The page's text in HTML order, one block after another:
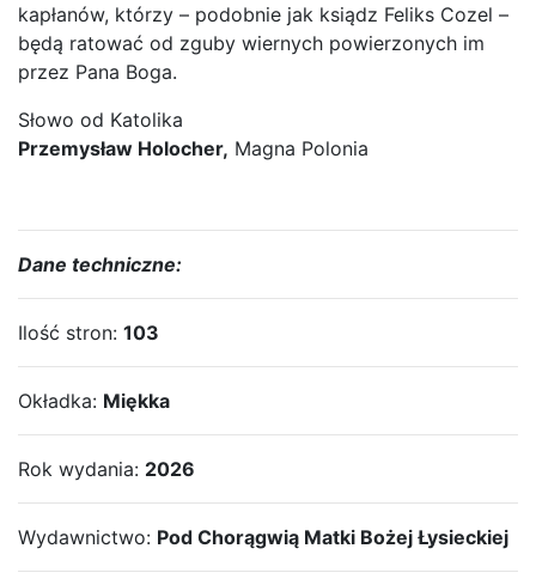
kapłanów, którzy – podobnie jak ksiądz Feliks Cozel –
będą ratować od zguby wiernych powierzonych im
przez Pana Boga.
Słowo od Katolika
Przemysław Holocher, Magna Polonia
Dane techniczne:
Ilość stron: 103
Okładka: Miękka
Rok wydania: 2026
Wydawnictwo: Pod Chorągwią Matki Bożej Łysieckiej